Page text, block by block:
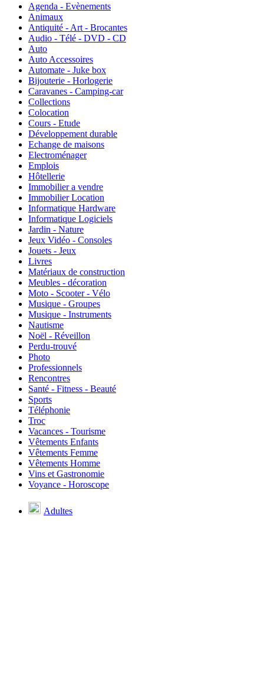
Agenda - Evènements
Animaux
Antiquité - Art - Brocantes
Audio - Télé - DVD - CD
Auto
Auto Accessoires
Automate - Juke box
Bijouterie - Horlogerie
Caravanes - Camping-car
Collections
Colocation
Cours - Etude
Développement durable
Echange de maisons
Electroménager
Emplois
Hôtellerie
Immobilier a vendre
Immobilier Location
Informatique Hardware
Informatique Logiciels
Jardin - Nature
Jeux Vidéo - Consoles
Jouets - Jeux
Livres
Matériaux de construction
Meubles - décoration
Moto - Scooter - Vélo
Musique - Groupes
Musique - Instruments
Nautisme
Noël - Réveillon
Perdu-trouvé
Photo
Professionnels
Rencontres
Santé - Fitness - Beauté
Sports
Téléphonie
Troc
Vacances - Tourisme
Vêtements Enfants
Vêtements Femme
Vêtements Homme
Vins et Gastronomie
Voyance - Horoscope
Adultes